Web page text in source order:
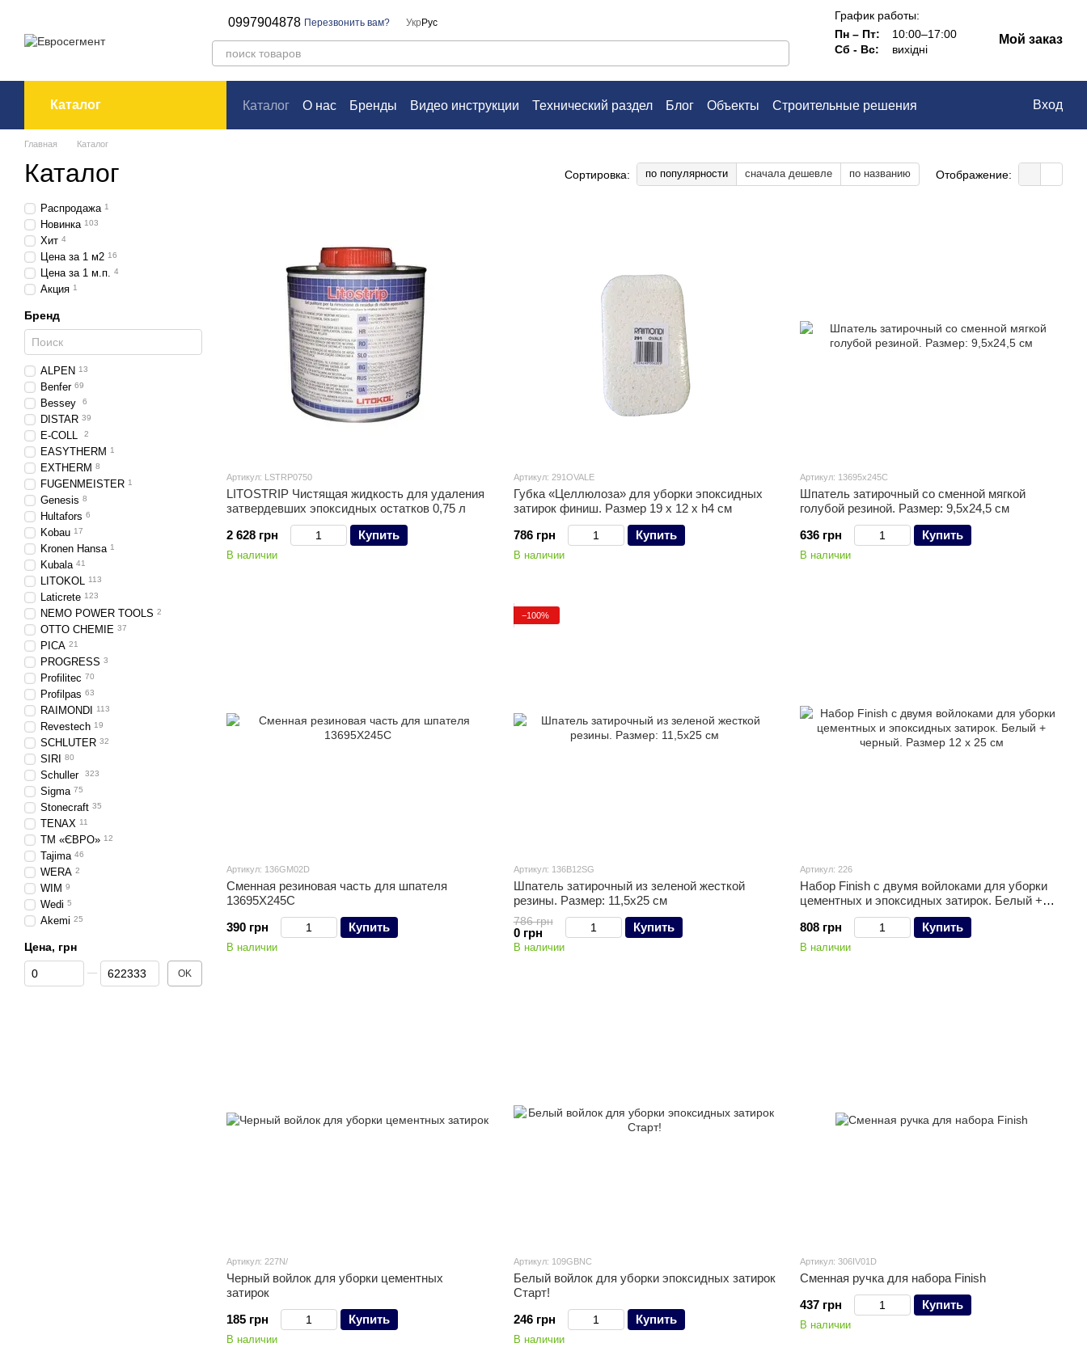
0997904878 Перезвонить вам? Укр Рус
График работы:
Пн – Пт:
10:00–17:00
Сб - Вс:
вихідні
Мой заказ
Каталог Каталог О нас Бренды Видео инструкции Технический раздел Блог Объекты
Строительные решения
Вход
Главная Каталог
Каталог Сортировка: по популярности сначала дешевле по названию Отображение:
Артикул: LSTRP0750
LITOSTRIP Чистящая жидкость для удаления
затвердевших эпоксидных остатков 0,75 л
2 628 грн
Купить
В наличии
Артикул: 291OVALE
Губка «Целлюлоза» для уборки эпоксидных
затирок финиш. Размер 19 х 12 х h4 см
786 грн
Купить
В наличии
Артикул: 13695x245C
Шпатель затирочный со сменной мягкой
голубой резиной. Размер: 9,5x24,5 см
636 грн
Купить
В наличии
Артикул: 136GM02D
Сменная резиновая часть для шпателя
13695X245C
390 грн
Купить
В наличии
−100%
Артикул: 136B12SG
Шпатель затирочный из зеленой жесткой
резины. Размер: 11,5х25 см
786 грн
0 грн Купить
В наличии
Артикул: 226
Набор Finish с двумя войлоками для уборки
цементных и эпоксидных затирок. Белый +
черный. Размер 12 х 25 см
808 грн
Купить
В наличии
Артикул: 227N/
Черный войлок для уборки цементных
затирок
185 грн
Купить
В наличии
Артикул: 109GBNC
Белый войлок для уборки эпоксидных затирок
Старт!
246 грн
Купить
В наличии
Артикул: 306IV01D
Сменная ручка для набора Finish
437 грн
Купить
В наличии
Распродажа 1
Новинка 103
Хит 4
Цена за 1 м2 16
Цена за 1 м.п. 4
Акция 1
Бренд
ALPEN 13
Benfer 69
Bessey 6
DISTAR 39
E-COLL 2
EASYTHERM 1
EXTHERM 8
FUGENMEISTER 1
Genesis 8
Hultafors 6
Kobau 17
Kronen Hansa 1
Kubala 41
LITOKOL 113
Laticrete 123
NEMO POWER TOOLS 2
OTTO CHEMIE 37
PICA 21
PROGRESS 3
Profilitec 70
Profilpas 63
RAIMONDI 113
Revestech 19
SCHLUTER 32
SIRI 80
Schuller 323
Sigma 75
Stonecraft 35
TENAX 11
TM «ЄВРО» 12
Tajima 46
WERA 2
WIM 9
Wedi 5
Akemi 25
Цена, грн
От Цена, грн
До Цена, грн OK